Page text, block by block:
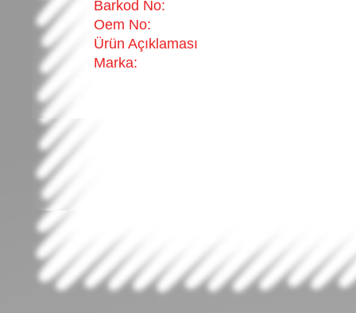
Barkod No:
Oem No:
Ürün Açıklaması
Marka: